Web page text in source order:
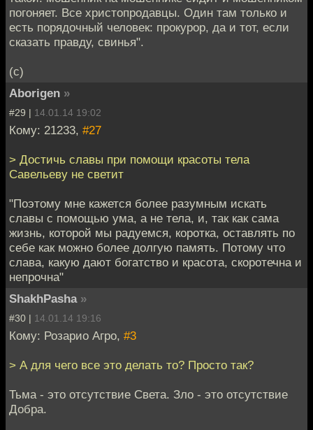
погоняет. Все христопродавцы. Один там только и
есть порядочный человек: прокурор, да и тот, если
сказать правду, свинья".
(с)
Aborigen »
#29 | 14.01.14 19:02
Кому: 21233, #27
> Достичь славы при помощи красоты тела
Савельеву не светит
"Поэтому мне кажется более разумным искать
славы с помощью ума, а не тела, и, так как сама
жизнь, которой мы радуемся, коротка, оставлять по
себе как можно более долгую память. Потому что
слава, какую дают богатство и красота, скоротечна и
непрочна"
ShakhPasha »
#30 | 14.01.14 19:16
Кому: Розарио Агро, #3
> А для чего все это делать то? Просто так?
Тьма - это отсутствие Света. Зло - это отсутствие
Добра.